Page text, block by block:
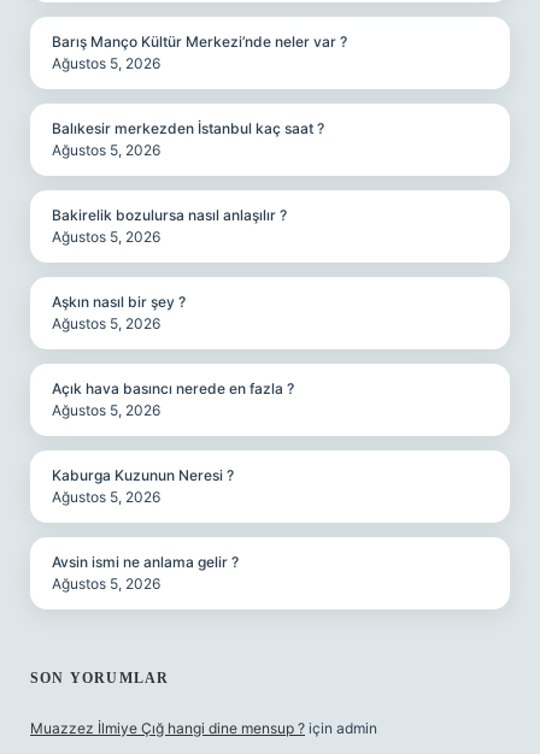
Barış Manço Kültür Merkezi’nde neler var ?
Ağustos 5, 2026
Balıkesir merkezden İstanbul kaç saat ?
Ağustos 5, 2026
Bakirelik bozulursa nasıl anlaşılır ?
Ağustos 5, 2026
Aşkın nasıl bir şey ?
Ağustos 5, 2026
Açık hava basıncı nerede en fazla ?
Ağustos 5, 2026
Kaburga Kuzunun Neresi ?
Ağustos 5, 2026
Avsin ismi ne anlama gelir ?
Ağustos 5, 2026
SON YORUMLAR
Muazzez İlmiye Çığ hangi dine mensup ? için admin